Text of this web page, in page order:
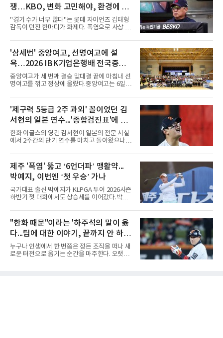
쟁…KBO, 변화 고민해야, 환경에 맞
는 경기 수가 바람직
"경기 수가 너무 많다"는 롯데 자이언츠 김태형
감독이 던진 한마디가 화제다. 폭염으로 사상 초
독은 단순히 더위를 이야기하지 않았다. 우천,
폭염, 부상 등 변수가 늘어나는 현실에서 현재
팀당 144경기 체제가 과연 지속 가능한지 질문
을 던졌다.물론 144경기가 세계적으로 특별히
많은 숫자는 아니다. 메이저리그는 팀당 162경
기, 일본프로야구도 143~144경기를 치른다. 숫
자만 놓고 보면 KBO가 유난히 혹사 구조라고 말
비교하기 어려울 정도로 폭염이 길어지고 강해
지고 있다. 여기에 장마, 이
'삼세번' 중앙여고, 선명여고에 설
욕…2026 IBK기업은행배 전국중고
배구대회 우승
중앙여고가 세 번째 결승 맞대결 끝에 마침내 선
명여고를 꺾고 정상에 올랐다.중앙여고는 6일
행배 전국중고배구대회 18세 이하 여자부 결승
에서 선명여고를 세트스코어 3-1(13-25, 25-14,
25-17, 25-10)로 물리치고 우승을 차지했다.첫
세트를 13-25로 내주며 불안하게 출발한 중앙여
고는 이후 조직력을 되찾아 2세트부터 경기 주
도권을 완전히 장악했다. 강한 서브와 탄탄한 수
비를 앞세워 내리 세 세트를 따내며 짜릿한 역전
권대회 결승에서 모두 선명여고에 패해 준우승
에 머물렀다. 그러나 세 번째
'제구력 5등급 2주 과외' 꼴이었던 김
서현의 일본 연수...'종합검진표'에 불
과
한화 이글스의 영건 김서현이 일본의 전문 시설
에서 2주간의 단기 연수를 마치고 돌아왔으나,
출하며 야구 팬들과 전문가들 사이에 씁쓸한 뒷
맛을 남기고 있다.출국 당시만 해도 선수의 고질
적인 제구 문제를 해결할 특효약이 될 것처럼 포
장되었던 이번 연수는, 뚜껑을 열어보니 '제구력
5등급에게 2주짜리 족집게 과외를 붙여 1등급을
기대한 꼴'이었다는 냉정한 평가를 피하기 어렵
게 됐다.야구에서 투수의 제구력은 오랜 시간 투
오차나 하체 활용의 불균형은 수백, 수천 번의
교정 훈련과 실전 피드
제주 '폭염' 뚫고 ‘6언더파’ 맹활약...
박예지, 이번엔 ‘첫 우승’ 가나
국가대표 출신 박예지가 KLPGA 투어 2026시즌
하반기 첫 대회에서도 상승세를 이어갔다.박예
서 열린 KLPGA 투어 제주삼다수 마스터스 1라
운드에서 보기 없이 버디만 6개를 잡아내며 6언
더파 66타를 쳤다. 박예지는 서어진, 신다인과
선두권을 형성했다.이날 경기가 열린 테디밸리
골프앤리조트 역시 전국적 폭염을 피해가지 못
했다. 대회장의 최고 기온은 35도에 달했다. 섬
지역 특성상 습도가 높아 체감온도는 더 높게 느
"한화 때문"이라는 '하주석의 말이 옳
다...팀에 대한 이야기, 끝까지 안 하는
게 도리
누구나 인생에서 한 번쯤은 정든 조직을 떠나 새
로운 터전으로 옮기는 순간을 마주한다. 오랫동